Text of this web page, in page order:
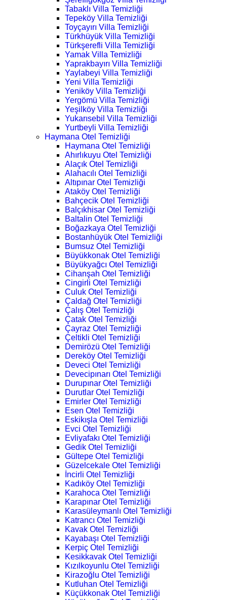
Tabaklı Villa Temizliği
Tepeköy Villa Temizliği
Toyçayırı Villa Temizliği
Türkhüyük Villa Temizliği
Türkşerefli Villa Temizliği
Yamak Villa Temizliği
Yaprakbayırı Villa Temizliği
Yaylabeyi Villa Temizliği
Yeni Villa Temizliği
Yeniköy Villa Temizliği
Yergömü Villa Temizliği
Yeşilköy Villa Temizliği
Yukarısebil Villa Temizliği
Yurtbeyli Villa Temizliği
Haymana Otel Temizliği
Haymana Otel Temizliği
Ahırlıkuyu Otel Temizliği
Alaçık Otel Temizliği
Alahacılı Otel Temizliği
Altıpınar Otel Temizliği
Ataköy Otel Temizliği
Bahçecik Otel Temizliği
Balçıkhisar Otel Temizliği
Baltalin Otel Temizliği
Boğazkaya Otel Temizliği
Bostanhüyük Otel Temizliği
Bumsuz Otel Temizliği
Büyükkonak Otel Temizliği
Büyükyağcı Otel Temizliği
Cihanşah Otel Temizliği
Cingirli Otel Temizliği
Culuk Otel Temizliği
Çaldağ Otel Temizliği
Çalış Otel Temizliği
Çatak Otel Temizliği
Çayraz Otel Temizliği
Çeltikli Otel Temizliği
Demirözü Otel Temizliği
Dereköy Otel Temizliği
Deveci Otel Temizliği
Devecipınarı Otel Temizliği
Durupınar Otel Temizliği
Durutlar Otel Temizliği
Emirler Otel Temizliği
Esen Otel Temizliği
Eskikışla Otel Temizliği
Evci Otel Temizliği
Evliyafakı Otel Temizliği
Gedik Otel Temizliği
Gültepe Otel Temizliği
Güzelcekale Otel Temizliği
İncirli Otel Temizliği
Kadıköy Otel Temizliği
Karahoca Otel Temizliği
Karapınar Otel Temizliği
Karasüleymanlı Otel Temizliği
Katrancı Otel Temizliği
Kavak Otel Temizliği
Kayabaşı Otel Temizliği
Kerpiç Otel Temizliği
Kesikkavak Otel Temizliği
Kızılkoyunlu Otel Temizliği
Kirazoğlu Otel Temizliği
Kutluhan Otel Temizliği
Küçükkonak Otel Temizliği